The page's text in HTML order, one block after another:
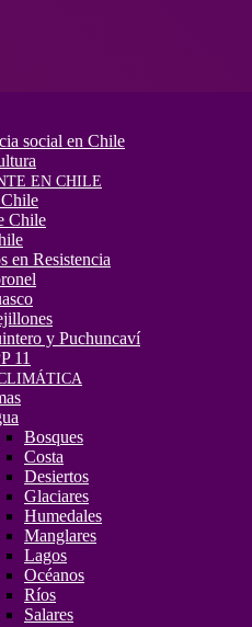
social en Chile
EN CHILE
Chile
en Resistencia
y Puchuncaví
11
Bosques
Costa
Desiertos
Glaciares
Humedales
Manglares
Lagos
Océanos
Ríos
Salares